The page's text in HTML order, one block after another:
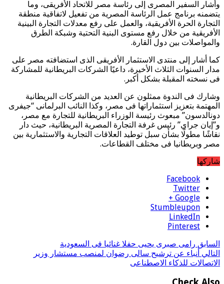
وأشار السفير المصرى إلى رئاسة مصر للاتحاد الأفريقى، وما
يتضمنه برنامج عمل الرئاسة المصرية من تفعيل لاتفاقية منطقة
التجارة الحرة الأفريقية، والعمل على رفع معدلات التجارة البينية
الأفريقية من خلال رفع مستوى البنية التحتية وشبكة الطرق
والمواصلات بين دول القارة.
كما أشار إلى منتدى الاستثمار الأفريقى الذى استضافته مصر على
مدار السنوات الثلاث الأخيرة، داعيًا الشركات البريطانية للمشاركة
فى نسخته المقبلة بشكل أكبر.
وشارك فى الندوة ممثلون عن العديد من الشركات البريطانية
المهتمة بتعزيز استثماراتها فى مصر، وكذا النائب البرلمانى “جيفرى
دونالدسون” مبعوث رئيسة الوزراء البريطانية للتجارة مع مصر،
و”إيان جراي” رئيس غرفة التجارة المصرية البريطانية، حيث دار
نقاشًا مطولًا بشأن سبل توطيد العلاقات التجارية والاستثمارية بين
مصر وبريطانيا فى مختلف القطاعات.
شاركها
Facebook
Twitter
Google +
Stumbleupon
LinkedIn
Pinterest
السابق رامى صبرى يحيى حفلا غنائيا فى السعودية
التالي أنباء عن ترشيح سالى رضوان لمنصب مستشار وزير
الاتصالات للذكاء الاصطناعى